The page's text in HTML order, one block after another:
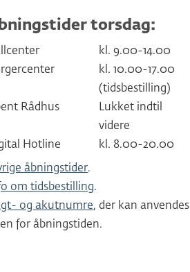
torsdag:
kl. 9.00-14.00
kl. 10.00-17.00
(tidsbestilling)
Rådhus
Lukket indtil
videre
Hotline
kl. 8.00-20.00
åbningstider.
om tidsbestilling.
og akutnumre, der kan anvendes
for åbningstiden.